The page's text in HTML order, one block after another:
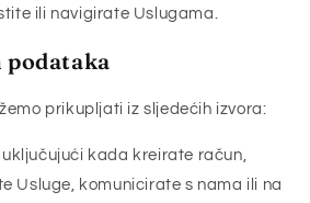
ili navigirate Uslugama.
prikupljati iz sljedećih izvora:
kada kreirate račun,
Usluge, komunicirate s nama ili na